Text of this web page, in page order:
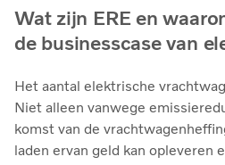
Wat zijn ERE en
de businesscase van
Het aantal elektrische
Niet alleen vanwege
komst van de
laden ervan geld kan opleveren